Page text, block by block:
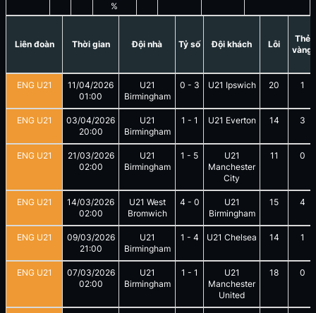
%
Liên đoàn Thời gian Đội nhà Tỷ số Đội khách Lỗi
Thẻ
vàng
ENG U21
11/04/2026
01:00
U21
Birmingham
0 - 3 U21 Ipswich 20 1
ENG U21
03/04/2026
20:00
U21
Birmingham
1 - 1 U21 Everton 14 3
ENG U21
21/03/2026
02:00
U21
Birmingham
1 - 5
U21
Manchester
City
11 0
ENG U21
14/03/2026
02:00
U21 West
Bromwich
4 - 0
U21
Birmingham
15 4
ENG U21
09/03/2026
21:00
U21
Birmingham
1 - 4 U21 Chelsea 14 1
ENG U21
07/03/2026
02:00
U21
Birmingham
1 - 1
U21
Manchester
United
18 0